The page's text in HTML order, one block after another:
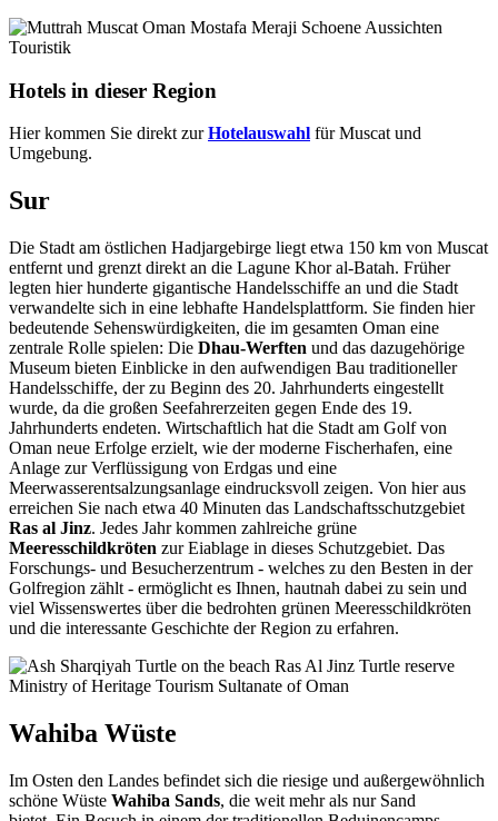
Hotels in dieser Region
Hier kommen Sie direkt zurHotelauswahl für Muscat und
Umgebung.
Sur
Die Stadt am östlichen Hadjargebirge liegt etwa 150 km von Muscat
entfernt und grenzt direkt an die Lagune Khor al-Batah. Früher
legten hier hunderte gigantische Handelsschiffe an und die Stadt
verwandelte sich in eine lebhafte Handelsplattform. Sie finden hier
bedeutende Sehenswürdigkeiten, die im gesamten Oman eine
zentrale Rolle spielen: Die Dhau-Werften und das dazugehörige
Museum bieten Einblicke in den aufwendigen Bau traditioneller
Handelsschiffe, der zu Beginn des 20. Jahrhunderts eingestellt
wurde, da die großen Seefahrerzeiten gegen Ende des 19.
Jahrhunderts endeten. Wirtschaftlich hat die Stadt am Golf von
Oman neue Erfolge erzielt, wie der moderne Fischerhafen, eine
Anlage zur Verflüssigung von Erdgas und eine
Meerwasserentsalzungsanlage eindrucksvoll zeigen. Von hier aus
erreichen Sie nach etwa 40 Minuten das Landschaftsschutzgebiet
Ras al Jinz. Jedes Jahr kommen zahlreiche grüne
Meeresschildkröten zur Eiablage in dieses Schutzgebiet. Das
Forschungs- und Besucherzentrum - welches zu den Besten in der
Golfregion zählt - ermöglicht es Ihnen, hautnah dabei zu sein und
viel Wissenswertes über die bedrohten grünen Meeresschildkröten
und die interessante Geschichte der Region zu erfahren.
Wahiba Wüste
Im Osten den Landes befindet sich die riesige und außergewöhnlich
schöne Wüste Wahiba Sands, die weit mehr als nur Sand